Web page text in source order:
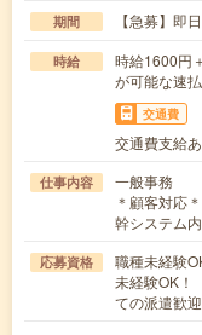
期間 【急募】即
時給
時給1600円
が可能な速
交通費
交通費支給
仕事内容
一般事務
＊顧客対応
幹システム
応募資格
職種未経験
未経験OK！
ての派遣歓迎